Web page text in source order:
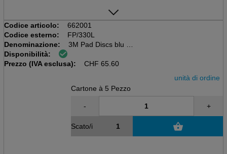
Codice articolo:
662001
Codice esterno:
FP/330L
Denominazione:
3M Pad Discs blu 13'
Diametro 330mm
Disponibilità:
Prezzo (IVA esclusa):
CHF 65.60
unità di ordine
Cartone à 5 Pezzo
- +
Scato/i